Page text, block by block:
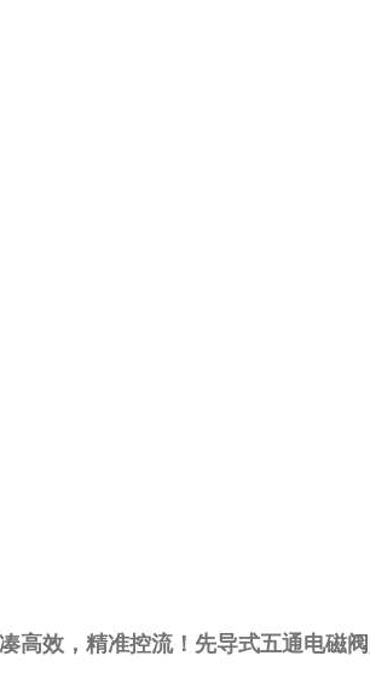
凑高效，精准控流！先导式五通电磁